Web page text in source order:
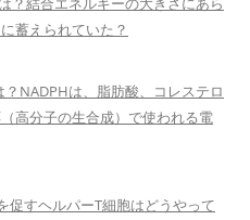
蓄えられていた？
NADPHは、脂肪酸、コレステロ
高分子の生合成）で使われる電
促すヘルパーT細胞はどうやって